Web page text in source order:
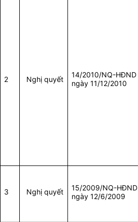
2 Nghị quyết
14/2010/NQ-HĐND
ngày 11/12/2010
3 Nghị quyết
15/2009/NQ-HĐND
ngày 12/6/2009